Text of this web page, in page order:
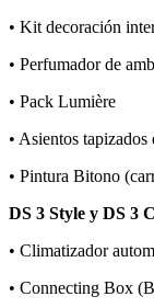
• Kit decoración
• Perfumador de
• Pack Lumière
• Asientos
• Pintura Bitono
DS 3 Style y DS 3
• Climatizador
• Connecting Box